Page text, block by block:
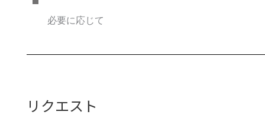
必要に応じて
リクエスト